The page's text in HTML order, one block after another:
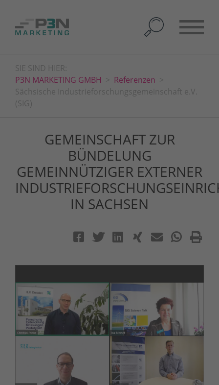
SIE SIND HIER:
P3N MARKETING GMBH
Referenzen
Sächsische Industrieforschungsgemeinschaft e.V.
(SIG)
GEMEINSCHAFT ZUR
BÜNDELUNG
GEMEINNÜTZIGER EXTERNER
IN SACHSEN